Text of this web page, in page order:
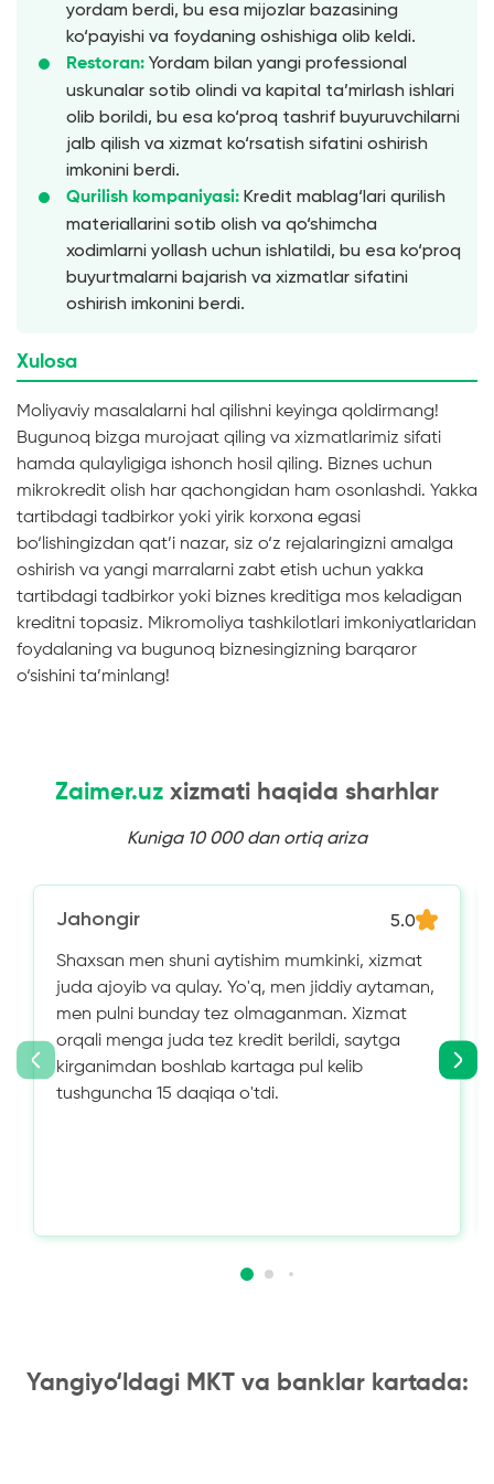
yordam berdi, bu esa mijozlar bazasining
ko‘payishi va foydaning oshishiga olib keldi.
Restoran: Yordam bilan yangi professional
uskunalar sotib olindi va kapital ta’mirlash ishlari
olib borildi, bu esa ko‘proq tashrif buyuruvchilarni
jalb qilish va xizmat ko‘rsatish sifatini oshirish
imkonini berdi.
Qurilish kompaniyasi: Kredit mablag‘lari qurilish
materiallarini sotib olish va qo‘shimcha
xodimlarni yollash uchun ishlatildi, bu esa ko‘proq
buyurtmalarni bajarish va xizmatlar sifatini
oshirish imkonini berdi.
Xulosa
Moliyaviy masalalarni hal qilishni keyinga qoldirmang!
Bugunoq bizga murojaat qiling va xizmatlarimiz sifati
hamda qulayligiga ishonch hosil qiling. Biznes uchun
mikrokredit olish har qachongidan ham osonlashdi. Yakka
tartibdagi tadbirkor yoki yirik korxona egasi
bo‘lishingizdan qat’i nazar, siz o‘z rejalaringizni amalga
oshirish va yangi marralarni zabt etish uchun yakka
tartibdagi tadbirkor yoki biznes kreditiga mos keladigan
kreditni topasiz. Mikromoliya tashkilotlari imkoniyatlaridan
foydalaning va bugunoq biznesingizning barqaror
o‘sishini ta’minlang!
Zaimer.uz xizmati haqida sharhlar
Kuniga 10 000 dan ortiq ariza
Jahongir 5.0
Shaxsan men shuni aytishim mumkinki, xizmat
juda ajoyib va ​​qulay. Yo'q, men jiddiy aytaman,
men pulni bunday tez olmaganman. Xizmat
orqali menga juda tez kredit berildi, saytga
kirganimdan boshlab kartaga pul kelib
tushguncha 15 daqiqa o'tdi.
Yangiyo‘ldagi MKT va banklar kartada: